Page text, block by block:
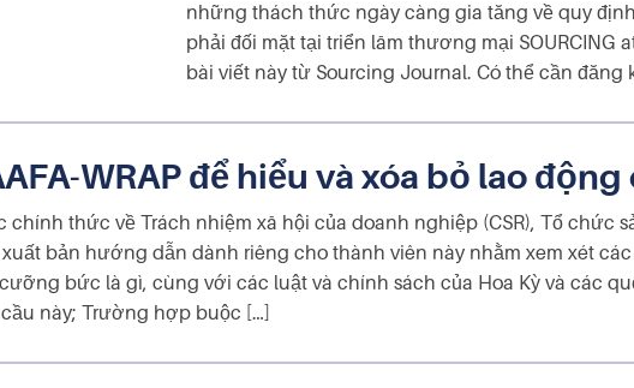
những thách thức ngày càng gia tăng về quy
phải đối mặt tại triển lãm thương mại SOURCING
bài viết này từ Sourcing Journal. Có thể cần đăng
WRAP để hiểu và xóa bỏ lao
chính thức về Trách nhiệm xã hội của doanh nghiệp (CSR), Tổ chức
xuất bản hướng dẫn dành riêng cho thành viên này nhằm xem xét
bức là gì, cùng với các luật và chính sách của Hoa Kỳ và các
này; Trường hợp buộc […]